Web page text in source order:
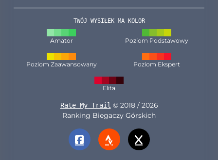
TWÓJ WYSIŁEK MA KOLOR
Amator Poziom Podstawowy
Poziom Zaawansowany Poziom Ekspert
Elita
Rate My Trail © 2018 / 2026
Ranking Biegaczy Górskich